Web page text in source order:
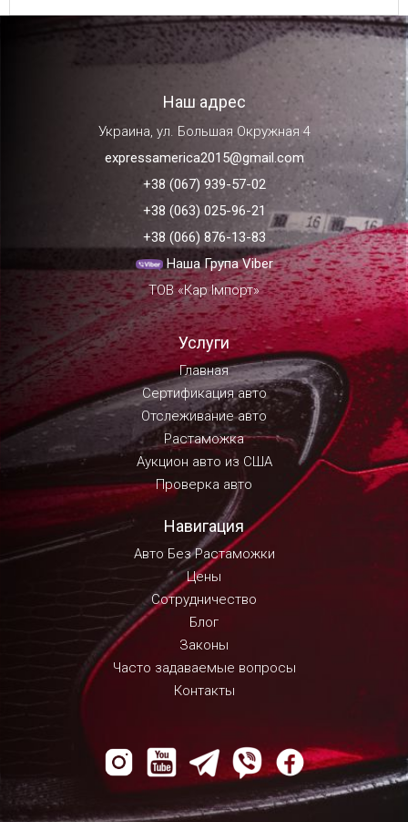
Наш адрес
Украина, ул. Большая Окружная 4
expressamerica2015@gmail.com
+38 (067) 939-57-02
+38 (063) 025-96-21
+38 (066) 876-13-83
Наша Група Viber
ТОВ «Кар Імпорт»
Услуги
Главная
Сертификация авто
Отслеживание авто
Растаможка
Аукцион авто из США
Проверка авто
Навигация
Авто Без Растаможки
Цены
Сотрудничество
Блог
Законы
Часто задаваемые вопросы
Контакты